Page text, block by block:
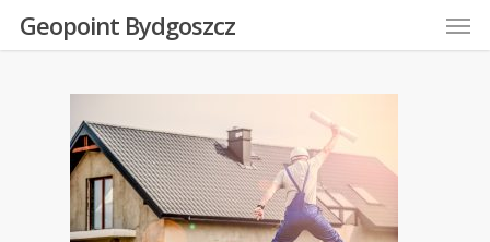
SkipGeopoint Bydgoszcz